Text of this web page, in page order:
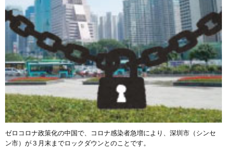
ゼロコロナ政策化の中国で、コロナ感染者急増により、深圳市（シンセ
ン市）が３月末までロックダウンとのことです。